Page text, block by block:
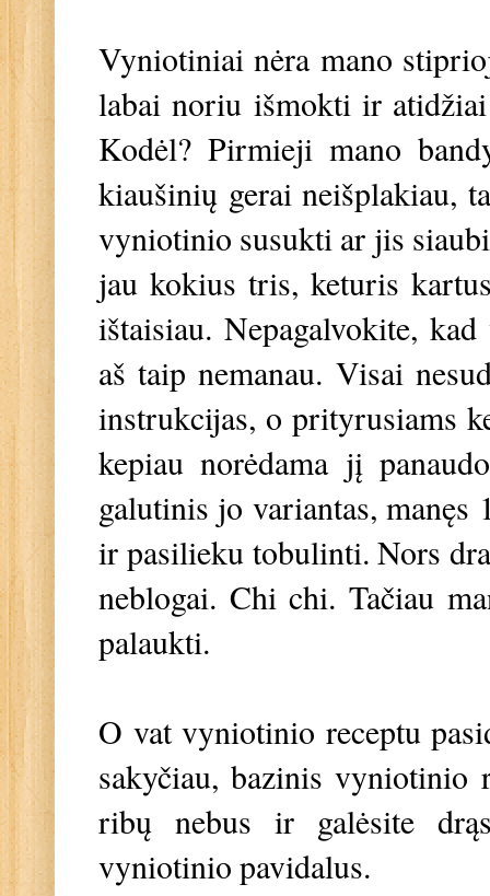
Vyniotiniai nėra mano
labai noriu išmokti ir
Kodėl? Pirmieji mano
kiaušinių gerai neišplakiau,
vyniotinio susukti ar jis
jau kokius tris, keturis
ištaisiau. Nepagalvokite,
aš taip nemanau. Visai
instrukcijas, o prityrusiams
kepiau norėdama jį
galutinis jo variantas,
ir pasilieku tobulinti. Nors
neblogai. Chi chi. Tačiau
palaukti.
O vat vyniotinio receptu
sakyčiau, bazinis
ribų nebus ir galėsite
vyniotinio pavidalus.